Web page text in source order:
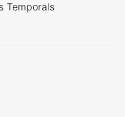
Temporals